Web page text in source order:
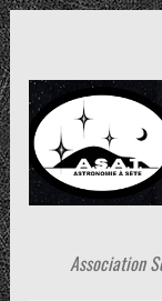
Association